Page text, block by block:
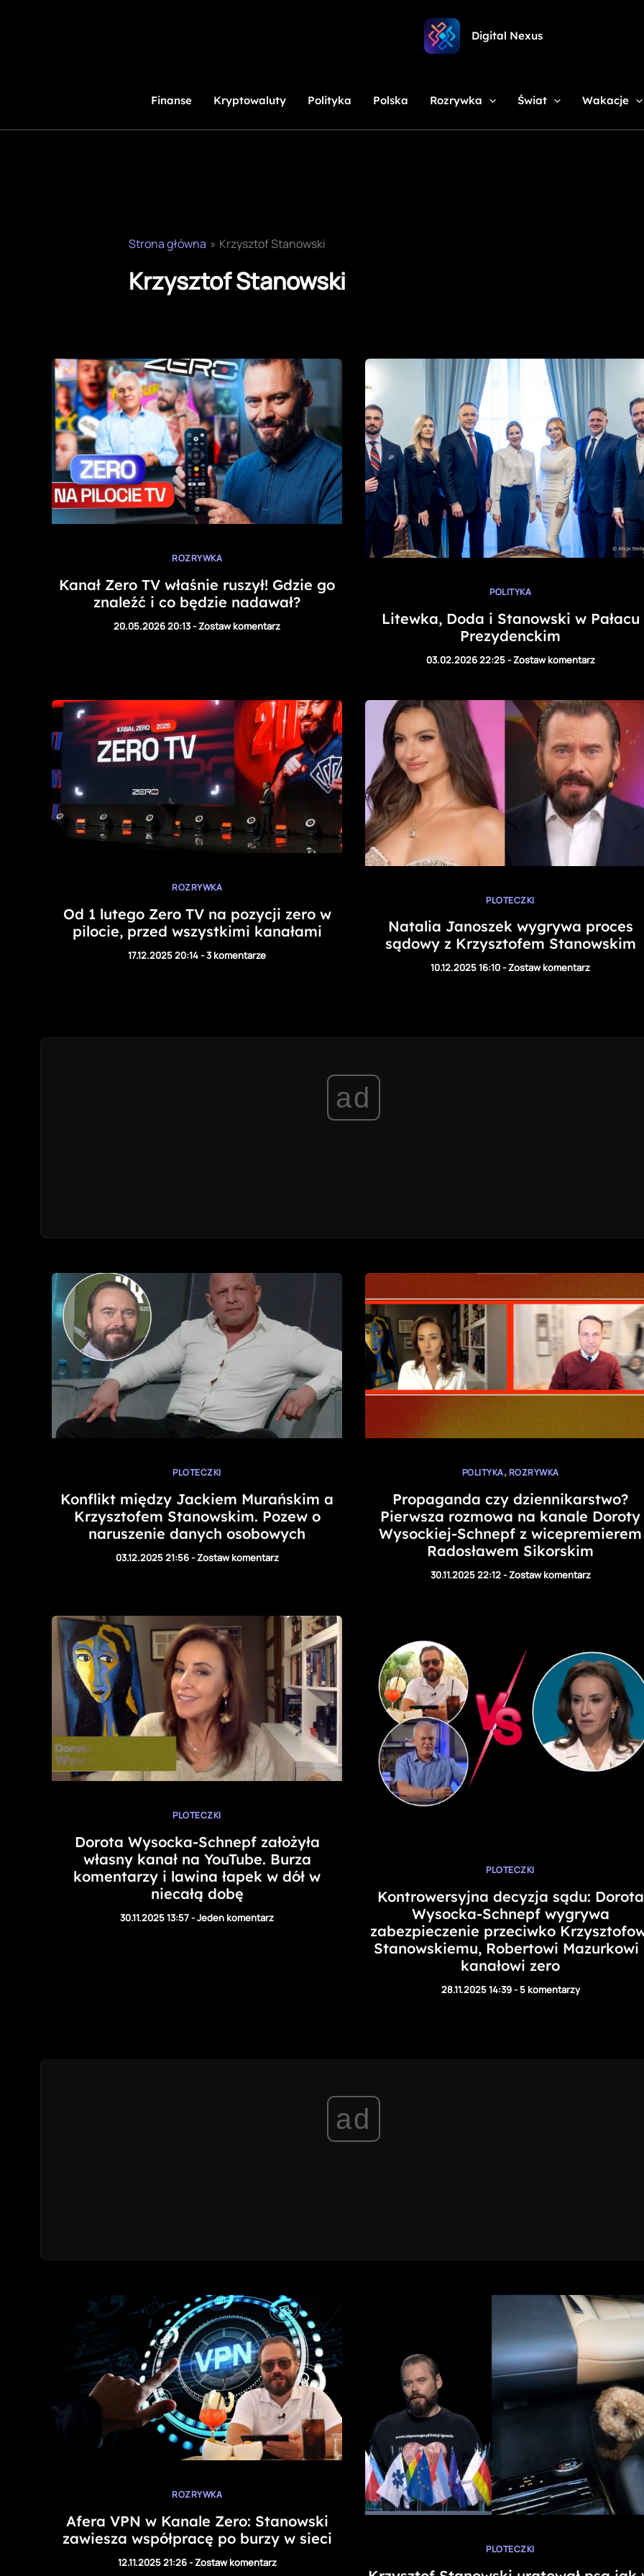
Digital Nexus
Finanse Kryptowaluty Polityka Polska Rozrywka Świat Wakacje
Strona główna Krzysztof Stanowski
Krzysztof Stanowski
ROZRYWKA
Kanał Zero TV właśnie ruszył! Gdzie go
znaleźć i co będzie nadawał?
20.05.2026 20:13-Zostaw komentarz
POLITYKA
Litewka, Doda i Stanowski w Pałacu
Prezydenckim
03.02.2026 22:25-Zostaw komentarz
ROZRYWKA
Od 1 lutego Zero TV na pozycji zero w
pilocie, przed wszystkimi kanałami
17.12.2025 20:14-3 komentarze
PLOTECZKI
Natalia Janoszek wygrywa proces
sądowy z Krzysztofem Stanowskim
10.12.2025 16:10-Zostaw komentarz
ad
PLOTECZKI
Konflikt między Jackiem Murańskim a
Krzysztofem Stanowskim. Pozew o
naruszenie danych osobowych
03.12.2025 21:56-Zostaw komentarz
POLITYKA,ROZRYWKA
Propaganda czy dziennikarstwo?
Pierwsza rozmowa na kanale Doroty
Wysockiej-Schnepf z wicepremierem
Radosławem Sikorskim
30.11.2025 22:12-Zostaw komentarz
PLOTECZKI
Dorota Wysocka-Schnepf założyła
własny kanał na YouTube. Burza
komentarzy i lawina łapek w dół w
niecałą dobę
30.11.2025 13:57-Jeden komentarz
PLOTECZKI
Kontrowersyjna decyzja sądu: Dorota
Wysocka-Schnepf wygrywa
zabezpieczenie przeciwko
Stanowskiemu, Robertowi Mazurkowi
kanałowi zero
28.11.2025 14:39-5 komentarzy
ad
ROZRYWKA
Afera VPN w Kanale Zero: Stanowski
zawiesza współpracę po burzy w sieci
12.11.2025 21:26-Zostaw komentarz
PLOTECZKI